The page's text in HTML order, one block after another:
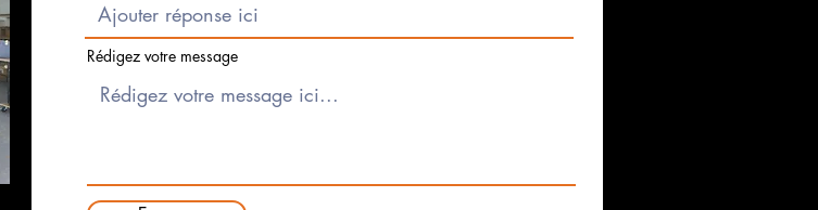
Rédigez votre message